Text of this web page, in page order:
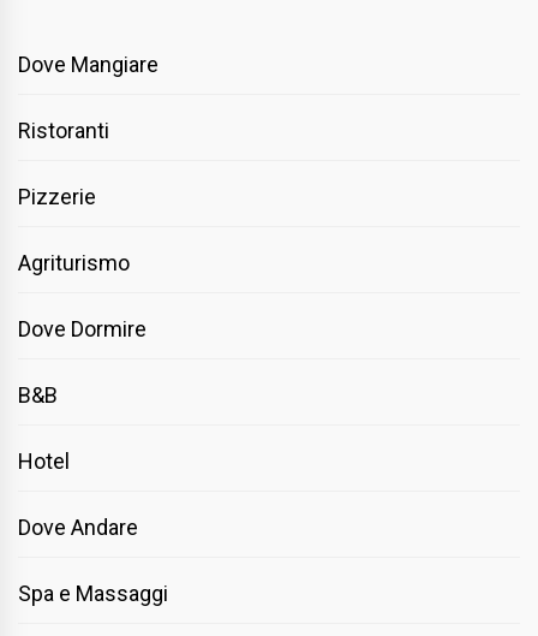
Dove Mangiare
Ristoranti
Pizzerie
Agriturismo
Dove Dormire
B&B
Hotel
Dove Andare
Spa e Massaggi